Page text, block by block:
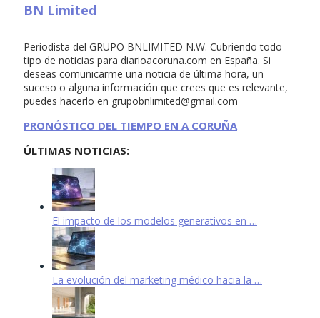
BN Limited
Periodista del GRUPO BNLIMITED N.W. Cubriendo todo
tipo de noticias para diarioacoruna.com en España. Si
deseas comunicarme una noticia de última hora, un
suceso o alguna información que crees que es relevante,
puedes hacerlo en grupobnlimited@gmail.com
PRONÓSTICO DEL TIEMPO EN A CORUÑA
ÚLTIMAS NOTICIAS:
El impacto de los modelos generativos en …
La evolución del marketing médico hacia la …